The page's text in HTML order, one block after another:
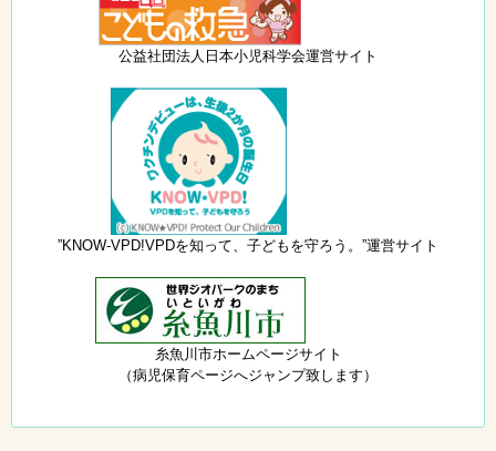
公益社団法人日本小児科学会運営サイト
”KNOW-VPD!VPDを知って、子どもを守ろう。”運営サイト
糸魚川市ホームページサイト
（病児保育ページへジャンプ致します）